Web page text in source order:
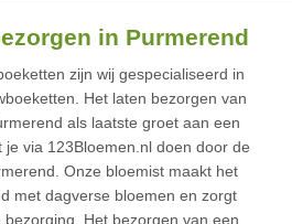
in Purmerend
zijn wij gespecialiseerd in
Het laten bezorgen van
als laatste groet aan een
via 123Bloemen.nl doen door de
Onze bloemist maakt het
met dagverse bloemen en zorgt
Het bezorgen van een